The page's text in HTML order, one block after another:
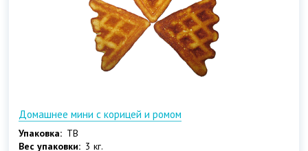
Домашнее мини с корицей и ромом
Упаковка: ТВ
Вес упаковки: 3 кг.